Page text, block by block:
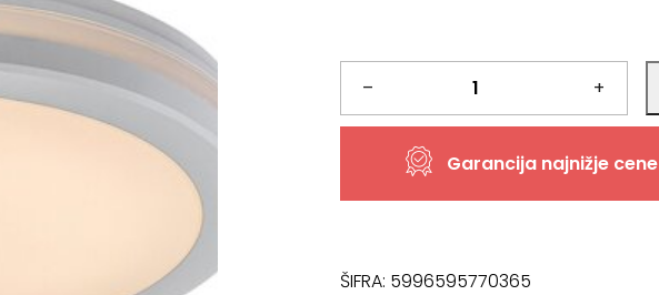
–
Svetilo
77036,
+
Garancija najnižje cene
ŠIFRA: 5996595770365